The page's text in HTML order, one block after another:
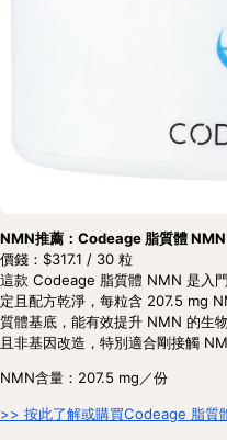
NMN推薦：Codeage 脂質體 NMN
價錢：$317.1 / 30 粒
這款 Codeage 脂質體 NMN 是入
定且配方乾淨，每粒含 207.5 mg
質體基底，能有效提升 NMN 的生
且非基因改造，特別適合剛接觸
NMN含量：207.5 mg／份
>> 按此了解或購買Codeage 脂質